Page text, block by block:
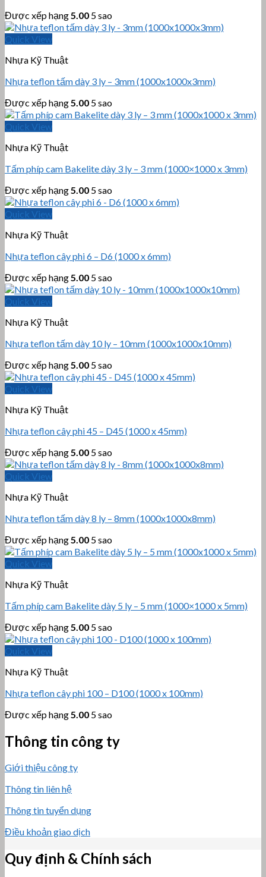
Được xếp hạng 5.00 5 sao
Quick View
Nhựa Kỹ Thuật
Nhựa teflon tấm dày 3 ly – 3mm (1000x1000x3mm)
Được xếp hạng 5.00 5 sao
Quick View
Nhựa Kỹ Thuật
Tấm phíp cam Bakelite dày 3 ly – 3 mm (1000×1000 x 3mm)
Được xếp hạng 5.00 5 sao
Quick View
Nhựa Kỹ Thuật
Nhựa teflon cây phi 6 – D6 (1000 x 6mm)
Được xếp hạng 5.00 5 sao
Quick View
Nhựa Kỹ Thuật
Nhựa teflon tấm dày 10 ly – 10mm (1000x1000x10mm)
Được xếp hạng 5.00 5 sao
Quick View
Nhựa Kỹ Thuật
Nhựa teflon cây phi 45 – D45 (1000 x 45mm)
Được xếp hạng 5.00 5 sao
Quick View
Nhựa Kỹ Thuật
Nhựa teflon tấm dày 8 ly – 8mm (1000x1000x8mm)
Được xếp hạng 5.00 5 sao
Quick View
Nhựa Kỹ Thuật
Tấm phíp cam Bakelite dày 5 ly – 5 mm (1000×1000 x 5mm)
Được xếp hạng 5.00 5 sao
Quick View
Nhựa Kỹ Thuật
Nhựa teflon cây phi 100 – D100 (1000 x 100mm)
Được xếp hạng 5.00 5 sao
Thông tin công ty
Giới thiệu công ty
Thông tin liên hệ
Thông tin tuyển dụng
Điều khoản giao dịch
Quy định & Chính sách